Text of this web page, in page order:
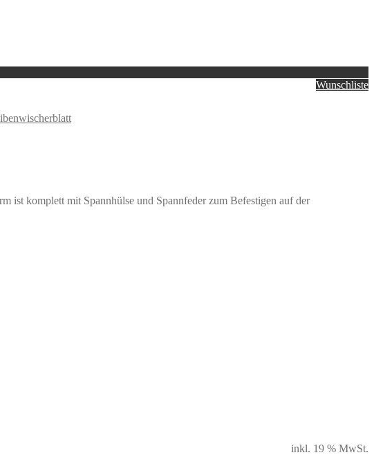
Wunschliste
ist komplett mit Spannhülse und Spannfeder zum Befestigen auf der
inkl. 19 % MwSt.